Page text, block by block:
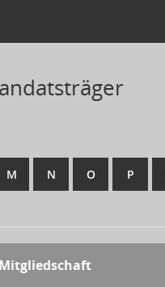
M N O P